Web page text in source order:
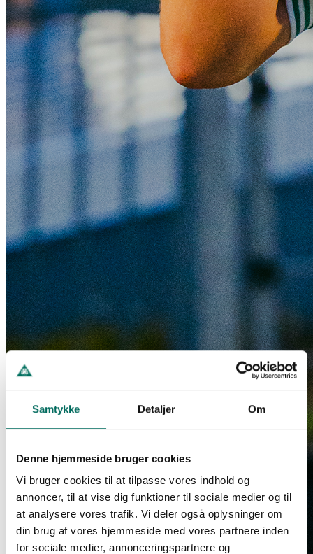
Samtykke Detaljer Om
Denne hjemmeside bruger cookies
Vi bruger cookies til at tilpasse vores indhold og
annoncer, til at vise dig funktioner til sociale medier og til
at analysere vores trafik. Vi deler også oplysninger om
din brug af vores hjemmeside med vores partnere inden
for sociale medier, annonceringspartnere og